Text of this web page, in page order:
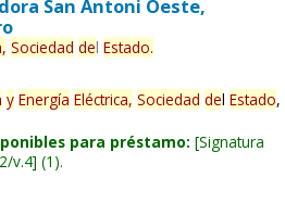
San Antoni Oeste,
Sociedad del Estado.
y Energía Eléctrica, Sociedad del Estado,
para préstamo: Signatura
v.4 (1).